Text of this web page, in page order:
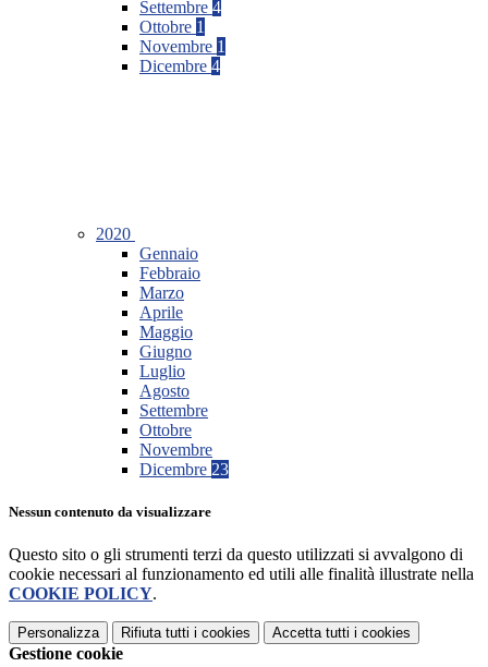
Settembre 4
Ottobre 1
Novembre 1
Dicembre 4
2020
Gennaio
Febbraio
Marzo
Aprile
Maggio
Giugno
Luglio
Agosto
Settembre
Ottobre
Novembre
Dicembre 23
Nessun contenuto da visualizzare
Questo sito o gli strumenti terzi da questo utilizzati si avvalgono di
cookie necessari al funzionamento ed utili alle finalità illustrate nella
COOKIE POLICY.
Personalizza Rifiuta tutti i cookies Accetta tutti i cookies
Gestione cookie